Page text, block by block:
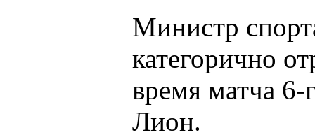
Министр
категорично
время матча
Лион.